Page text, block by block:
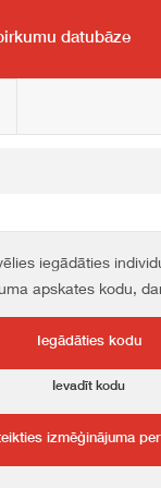
datubāze
iegādāties
apskates kodu,
Iegādāties kodu
Ievadīt kodu
izmēģinājuma